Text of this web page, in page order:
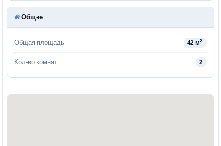
Общее
Общая площадь 42 м2
Кол-во комнат 2